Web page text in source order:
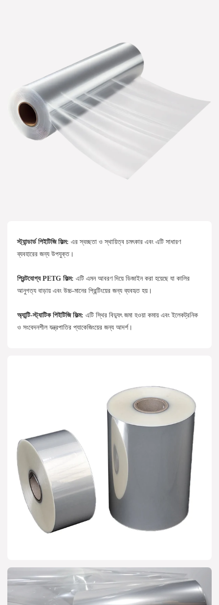
স্ট্যান্ডার্ড পিইটিজি ফিল্ম: এর স্বচ্ছতা ও স্থায়িত্ব চমৎকার এবং এটি সাধারণ
ব্যবহারের জন্য উপযুক্ত।
প্রিন্টযোগ্য PETG ফিল্ম: এটি এমন আবরণ দিয়ে ডিজাইন করা হয়েছে যা কালির
আনুগত্য বাড়ায় এবং উচ্চ-মানের প্রিন্টিংয়ের জন্য ব্যবহৃত হয়।
অ্যান্টি-স্ট্যাটিক পিইটিজি ফিল্ম: এটি স্থির বিদ্যুৎ জমা হওয়া কমায় এবং ইলেকট্রনিক
ও সংবেদনশীল যন্ত্রপাতির প্যাকেজিংয়ের জন্য আদর্শ।